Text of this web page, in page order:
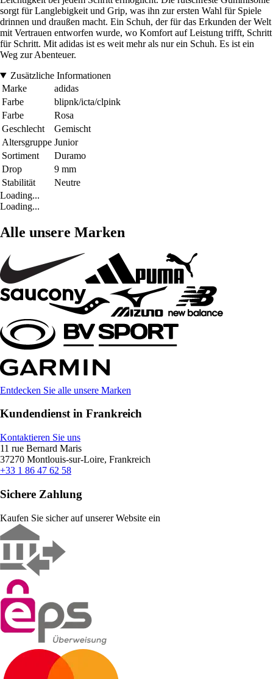
sorgt für Langlebigkeit und Grip, was ihn zur ersten Wahl für Spiele
drinnen und draußen macht. Ein Schuh, der für das Erkunden der Welt
mit Vertrauen entworfen wurde, wo Komfort auf Leistung trifft, Schritt
für Schritt. Mit adidas ist es weit mehr als nur ein Schuh. Es ist ein
Weg zur Abenteuer.
Zusätzliche Informationen
Marke
adidas
Farbe
blipnk/icta/clpink
Farbe
Rosa
Geschlecht
Gemischt
Altersgruppe Junior
Sortiment
Duramo
Drop
9 mm
Stabilität
Neutre
Loading...
Loading...
Alle unsere Marken
Entdecken Sie alle unsere Marken
Kundendienst in Frankreich
Kontaktieren Sie uns
11 rue Bernard Maris
37270 Montlouis-sur-Loire, Frankreich
+33 1 86 47 62 58
Sichere Zahlung
Kaufen Sie sicher auf unserer Website ein